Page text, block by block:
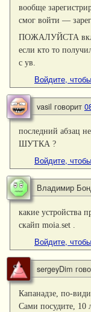
вообще
смог войти —
ПОЖАЛУЙСТА
если кто то
с ув.
Войдите,
vasil говорит
последний абзац
ШУТКА ?
Войдите,
Владимир
какие устройства
скайп moia.set .
Войдите,
sergeyDim
Капанадзе, по-
Сами посудите, 10